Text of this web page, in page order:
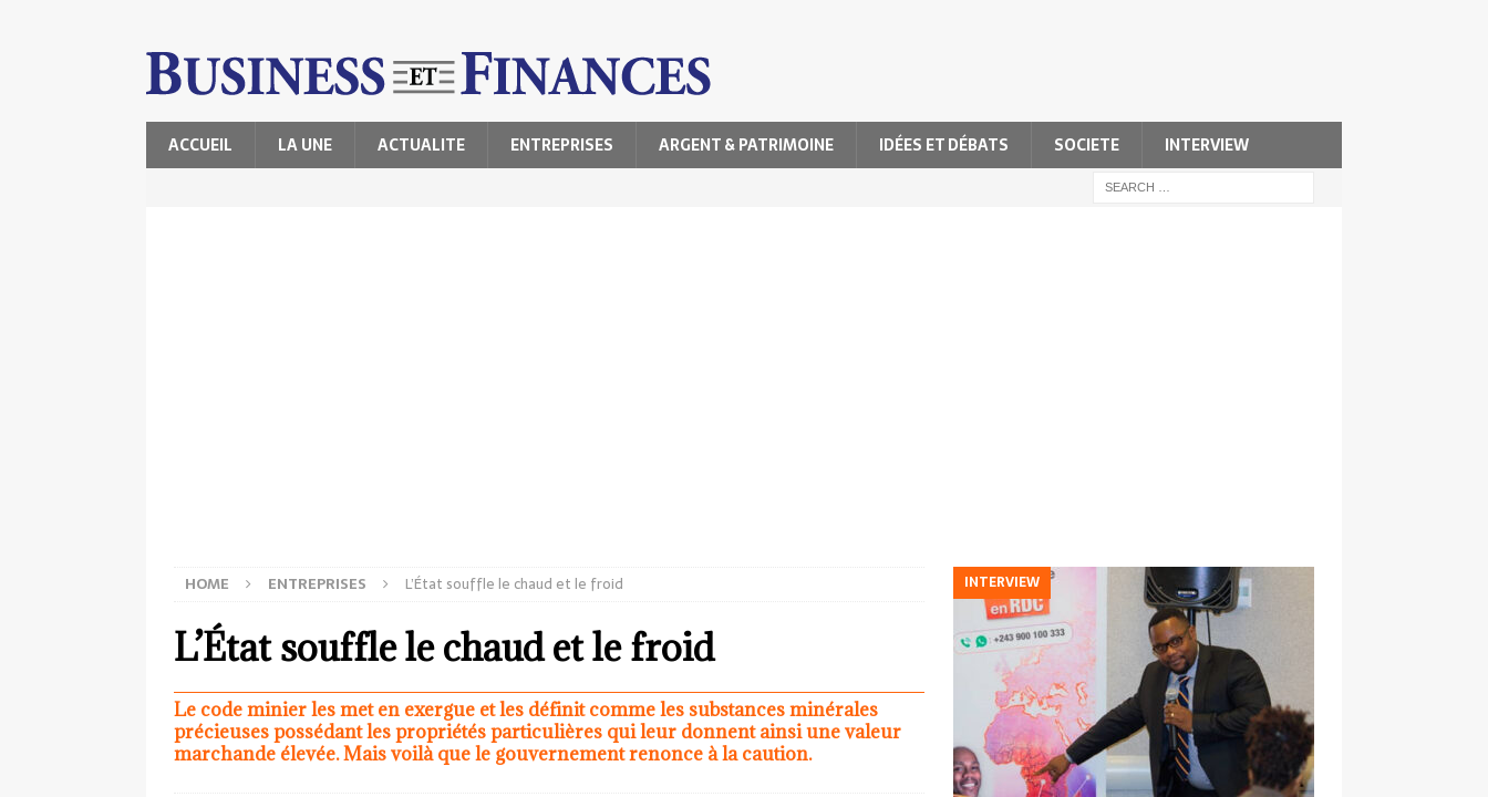
ACCUEIL LA UNE ACTUALITE ENTREPRISES ARGENT & PATRIMOINE IDÉES ET DÉBATS SOCIETE INTERVIEW
HOME ENTREPRISES L’État souffle le chaud et le froid
L’État souffle le chaud et le froid
Le code minier les met en exergue et les définit comme les substances minérales
précieuses possédant les propriétés particulières qui leur donnent ainsi une valeur
marchande élevée. Mais voilà que le gouvernement renonce à la caution.
INTERVIEW